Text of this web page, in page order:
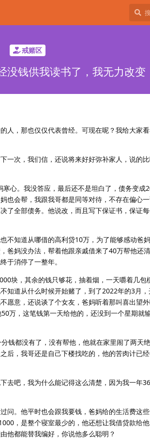
戒赌区
没钱供我读书了，我无力改变
人，那也仅仅代表曾经。可现在呢？我给大家
一次，我们信，还说将来好好弥补家人，说的
心。我没答应，最后还不是坦白了，债务变成
也会帮，我跟我哥都是同等对待，不存在偏心
了全部债务。他说改，而且写下保证书，保证
不知道从哪借的高利贷10万，为了能够感动爸
爸妈没办法，帮着他跟亲戚借来了40万帮他还
于消停了一整年。
块，其余的钱只够花，抽着烟，一天嚼着几包
知道从什么时候开始赌了，到了2022年的3月
愿意，还说谈了个女友，爸妈听着那叫喜出望
万，这笔钱第一天给他的，还没到一个星期就
钱都没有了，没有帮他，他就在家里闹了两天
后，我哥还是自己下楼找吃的，他的苦肉计已
去吧，我为什么能记得这么清楚，因为我一年
问。他平时也会跟我要钱，爸妈给的生活费这
，是整个寝室最少的，他还想让我借贷款给
他都能替我编好，你说他多么聪明？